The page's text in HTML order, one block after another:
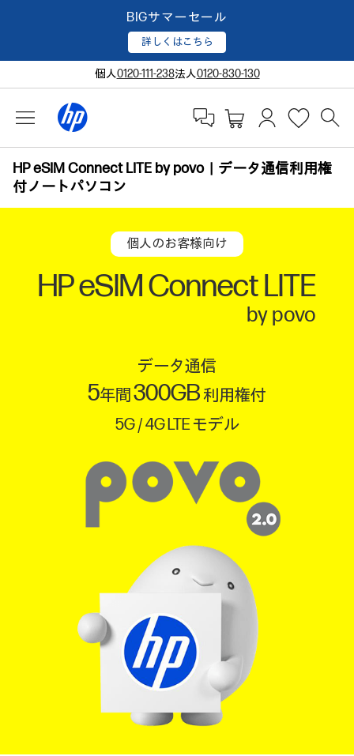
BIGサマーセール
詳しくはこちら
個人0120-111-238法人0120-830-130
HP eSIM Connect LITE by povo｜データ通信利用権
付ノートパソコン
個人のお客様向け
HP eSIM Connect LITE
by povo
データ通信
5年間 300GB 利用権付
5G / 4G LTE モデル